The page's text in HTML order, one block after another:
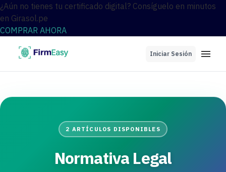
¿Aún no tienes tu certificado digital? Consíguelo en minutos
en Girasol.pe
COMPRAR AHORA
Iniciar Sesión
2 ARTÍCULOS DISPONIBLES
Normativa Legal